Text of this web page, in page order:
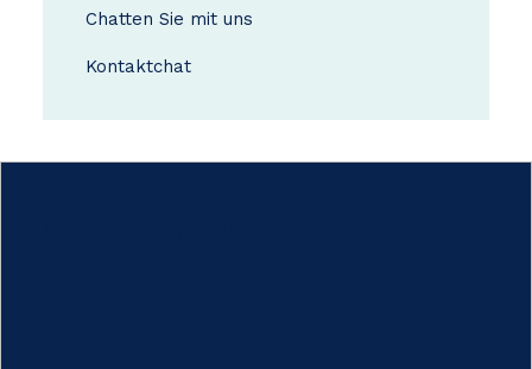
Chatten Sie mit uns
Kontaktchat